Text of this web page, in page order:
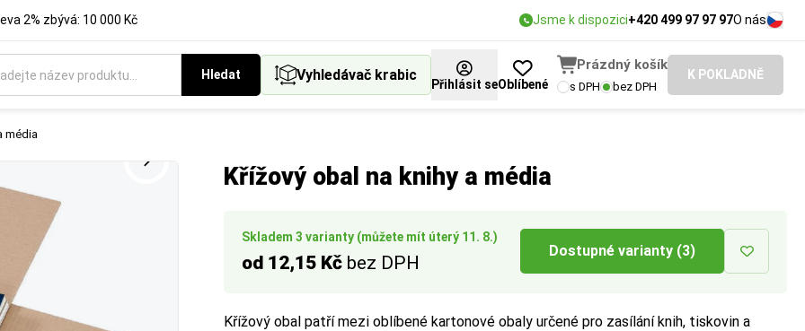
2% zbývá: 10 000 Kč Jsme k dispozici+420 499 97 97 97O nás
Hledat Vyhledávač krabic
Přihlásit seOblíbené
Prázdný košík
s DPH bez DPH
K POKLADNĚ
média
Křížový obal na knihy a média
Skladem 3 varianty (můžete mít úterý 11. 8.)
od 12,15 Kč bez DPH
Dostupné varianty (3)
Křížový obal patří mezi oblíbené kartonové obaly určené pro zasílání knih, tiskovin a
krabice, která nejlépe vyhovuje vašemu způsobu balení a expedice.
standardních formátů.